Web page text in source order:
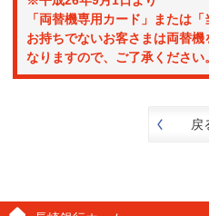
「両替機専用カード」または
お持ちでないお客さまは両替
なりますので、ご了承ください。
戻